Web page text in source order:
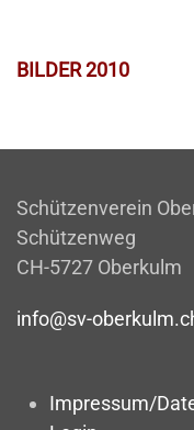
BILDER 2010
Schützenverein
Schützenweg
CH-5727 Oberkulm
info@sv-
Impressum/